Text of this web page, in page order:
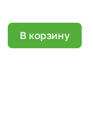
В корзину